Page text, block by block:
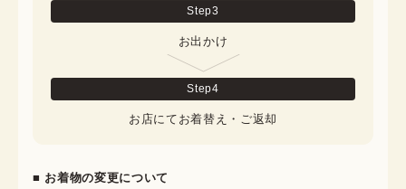
Step3
お出かけ
Step4
お店にてお着替え・ご返却
■ お着物の変更について